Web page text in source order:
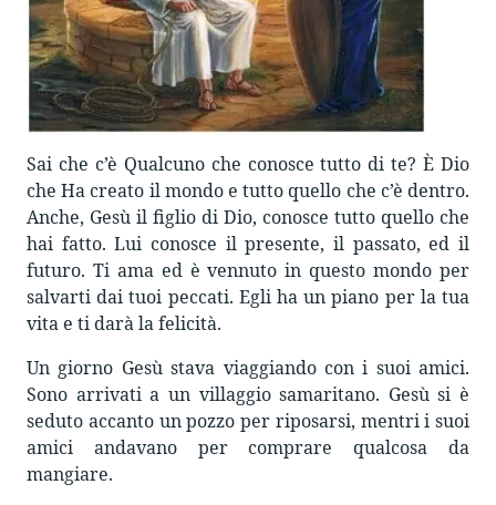
Sai che c’è Qualcuno che conosce tutto di te? È Dio
che Ha creato il mondo e tutto quello che c’è dentro.
Anche, Gesù il figlio di Dio, conosce tutto quello che
hai fatto. Lui conosce il presente, il passato, ed il
futuro. Ti ama ed è vennuto in questo mondo per
salvarti dai tuoi peccati. Egli ha un piano per la tua
vita e ti darà la felicità.
Un giorno Gesù stava viaggiando con i suoi amici.
Sono arrivati a un villaggio samaritano. Gesù si è
seduto accanto un pozzo per riposarsi, mentri i suoi
amici andavano per comprare qualcosa da
mangiare.